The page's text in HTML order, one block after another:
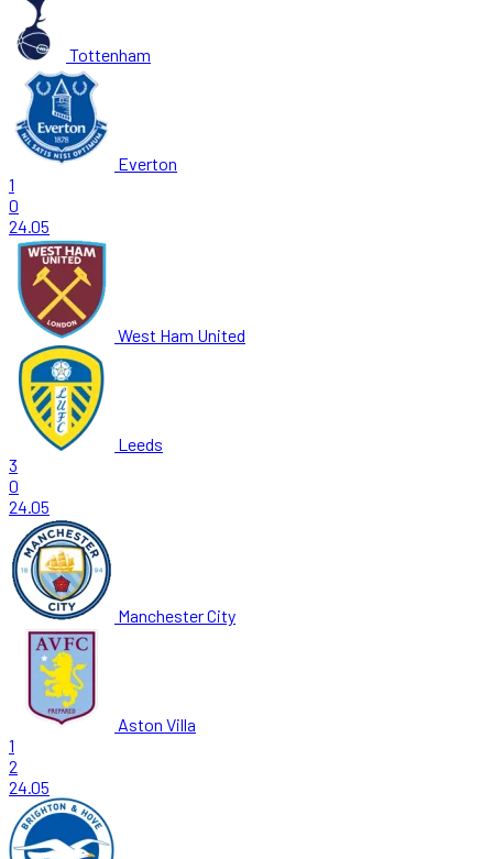
Tottenham
Everton
1
0
24.05
West Ham United
Leeds
3
0
24.05
Manchester City
Aston Villa
1
2
24.05